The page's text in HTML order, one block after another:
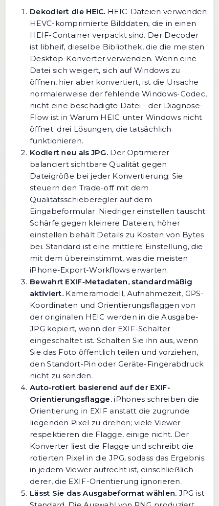
Dekodiert die HEIC. HEIC-Dateien verwenden
HEVC-komprimierte Bilddaten, die in einen
HEIF-Container verpackt sind. Der Decoder
ist libheif, dieselbe Bibliothek, die die meisten
Desktop-Konverter verwenden. Wenn eine
Datei sich weigert, sich auf Windows zu
öffnen, hier aber konvertiert, ist die Ursache
normalerweise der fehlende Windows-Codec,
nicht eine beschädigte Datei - der Diagnose-
Flow ist in Warum HEIC unter Windows nicht
öffnet: drei Lösungen, die tatsächlich
funktionieren.
Kodiert neu als JPG. Der Optimierer
balanciert sichtbare Qualität gegen
Dateigröße bei jeder Konvertierung; Sie
steuern den Trade-off mit dem
Qualitätsschieberegler auf dem
Eingabeformular. Niedriger einstellen tauscht
Schärfe gegen kleinere Dateien, höher
einstellen behält Details zu Kosten von Bytes
bei. Standard ist eine mittlere Einstellung, die
mit dem übereinstimmt, was die meisten
iPhone-Export-Workflows erwarten.
Bewahrt EXIF-Metadaten, standardmäßig
aktiviert. Kameramodell, Aufnahmezeit, GPS-
Koordinaten und Orientierungsflaggen von
der originalen HEIC werden in die Ausgabe-
JPG kopiert, wenn der EXIF-Schalter
eingeschaltet ist. Schalten Sie ihn aus, wenn
Sie das Foto öffentlich teilen und vorziehen,
den Standort-Pin oder Geräte-Fingerabdruck
nicht zu senden.
Auto-rotiert basierend auf der EXIF-
Orientierungsflagge. iPhones schreiben die
Orientierung in EXIF anstatt die zugrunde
liegenden Pixel zu drehen; viele Viewer
respektieren die Flagge, einige nicht. Der
Konverter liest die Flagge und schreibt die
rotierten Pixel in die JPG, sodass das Ergebnis
in jedem Viewer aufrecht ist, einschließlich
derer, die EXIF-Orientierung ignorieren.
Lässt Sie das Ausgabeformat wählen. JPG ist